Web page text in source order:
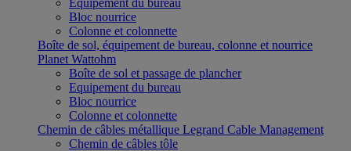
Equipement du bureau
Bloc nourrice
Colonne et colonnette
Boîte de sol, équipement de bureau, colonne et nourrice
Planet Wattohm
Boîte de sol et passage de plancher
Equipement du bureau
Bloc nourrice
Colonne et colonnette
Chemin de câbles métallique Legrand Cable Management
Chemin de câbles tôle